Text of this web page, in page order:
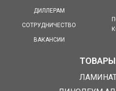
ДИЛЛЕРАМ
СОТРУДНИЧЕСТВО
ВАКАНСИИ